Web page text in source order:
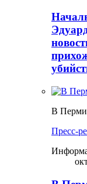
В Перми
Пресс-